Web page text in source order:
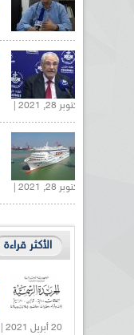
أكتوبر 28, 2021 |
أكتوبر 28, 2021 |
الأكثر قراءة
20 أبريل 2021 |